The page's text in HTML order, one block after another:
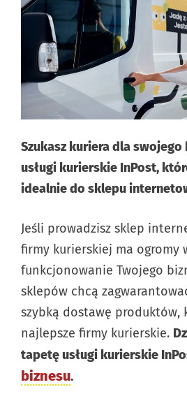
Szukasz kuriera dla swojego
usługi kurierskie InPost,
idealnie do sklepu
Jeśli prowadzisz sklep
firmy kurierskiej ma ogromy
funkcjonowanie Twojego
sklepów chcą
szybką dostawę produktów,
najlepsze firmy kurierskie.
tapetę usługi kurierskie
biznesu.